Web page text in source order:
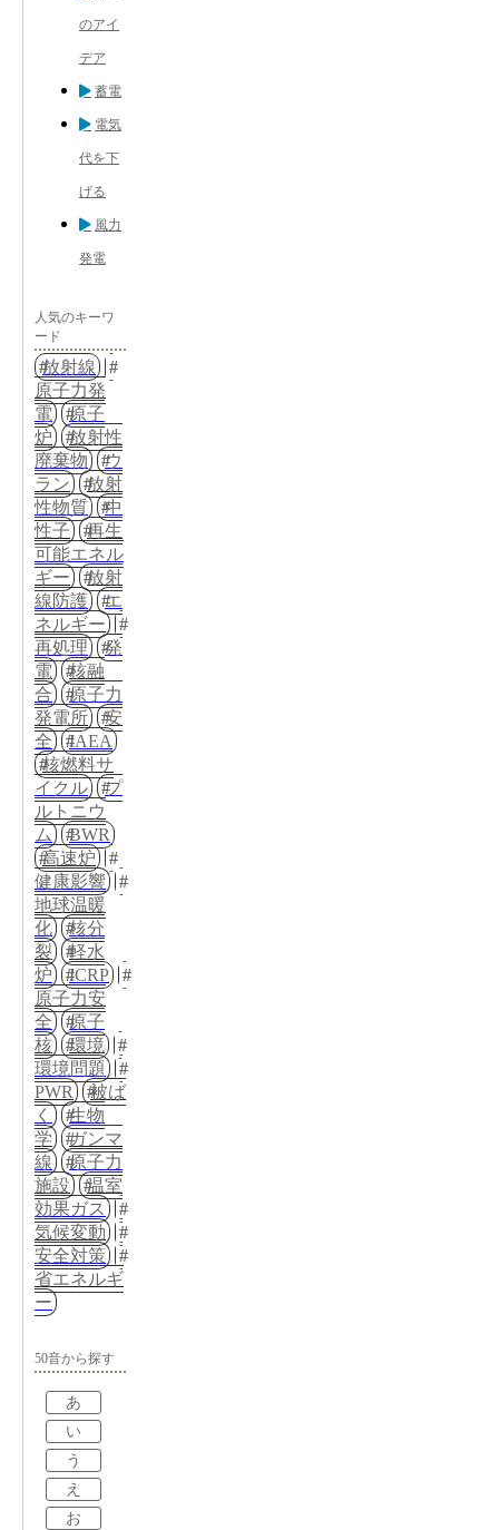
のアイ
デア
蓄電
電気
代を下
げる
風力
発電
人気のキーワ
ード
放射線
原子力発
電
原子
炉
放射性
廃棄物
ウ
ラン
放射
性物質
中
性子
再生
可能エネル
ギー
放射
線防護
エ
ネルギー
再処理
発
電
核融
合
原子力
発電所
安
全
IAEA
核燃料サ
イクル
プ
ルトニウ
ム
BWR
高速炉
健康影響
地球温暖
化
核分
裂
軽水
炉
ICRP
原子力安
全
原子
核
環境
環境問題
PWR
被ば
く
生物
学
ガンマ
線
原子力
施設
温室
効果ガス
気候変動
安全対策
省エネルギ
ー
50音から探す
あ
い
う
え
お